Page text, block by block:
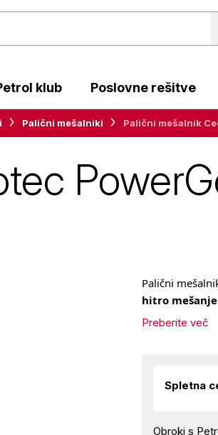
klub Poslovne rešitve
Palični mešalniki Palični mešalnik
Palični
hitro mešanje
Preberite več
Spletna
Obroki s